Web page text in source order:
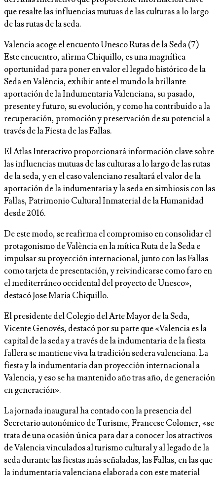
que resalte las influencias mutuas de las culturas a lo largo
de las rutas de la seda.
Valencia acoge el encuento Unesco Rutas de la Seda (7)
Este encuentro, afirma Chiquillo, es una magnífica
oportunidad para poner en valor el legado histórico de la
Seda en València, exhibir ante el mundo la brillante
aportación de la Indumentaria Valenciana, su pasado,
presente y futuro, su evolución, y como ha contribuido a la
recuperación, promoción y preservación de su potencial a
través de la Fiesta de las Fallas.
El Atlas Interactivo proporcionará información clave sobre
las influencias mutuas de las culturas a lo largo de las rutas
de la seda, y en el caso valenciano resaltará el valor de la
aportación de la indumentaria y la seda en simbiosis con las
Fallas, Patrimonio Cultural Inmaterial de la Humanidad
desde 2016.
De este modo, se reafirma el compromiso en consolidar el
protagonismo de València en la mítica Ruta de la Seda e
impulsar su proyección internacional, junto con las Fallas
como tarjeta de presentación, y reivindicarse como faro en
el mediterráneo occidental del proyecto de Unesco»,
destacó Jose Maria Chiquillo.
El presidente del Colegio del Arte Mayor de la Seda,
Vicente Genovés, destacó por su parte que «Valencia es la
capital de la seda y a través de la indumentaria de la fiesta
fallera se mantiene viva la tradición sedera valenciana. La
fiesta y la indumentaria dan proyección internacional a
Valencia, y eso se ha mantenido año tras año, de generación
en generación».
La jornada inaugural ha contado con la presencia del
Secretario autonómico de Turisme, Francesc Colomer, «se
trata de una ocasión única para dar a conocer los atractivos
de Valencia vinculados al turismo cultural y al legado de la
seda durante las fiestas más señaladas, las Fallas, en las que
la indumentaria valenciana elaborada con este material